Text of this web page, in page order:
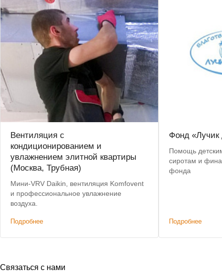
Вентиляция с
кондиционированием и
увлажнением элитной квартиры
(Москва, Трубная)
Мини-VRV Daikin, вентиляция Komfovent
и профессиональное увлажнение
воздуха.
Подробнее
Фонд «Лучик
Помощь
сиротам и
фонда
Подробнее
Связаться с нами